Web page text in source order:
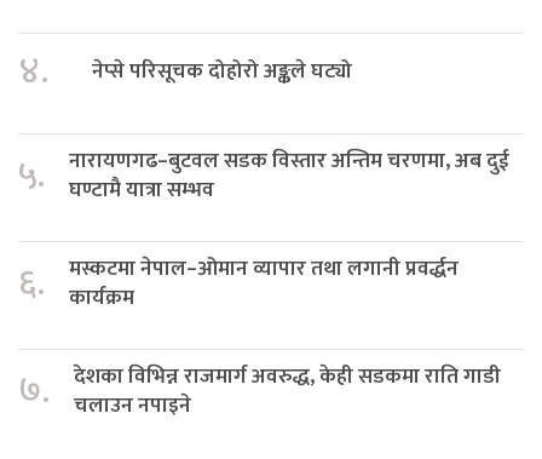
४. नेप्से परिसूचक दोहोरो अङ्कले घट्यो
५.
नारायणगढ–बुटवल सडक विस्तार अन्तिम चरणमा, अब दुई
घण्टामै यात्रा सम्भव
६.
मस्कटमा नेपाल–ओमान व्यापार तथा लगानी प्रवर्द्धन
कार्यक्रम
७.
देशका विभिन्न राजमार्ग अवरुद्ध, केही सडकमा राति गाडी
चलाउन नपाइने